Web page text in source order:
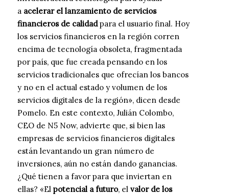
a acelerar el lanzamiento de servicios
financieros de calidadpara el usuario final. Hoy
los servicios financieros en la región corren
encima de tecnología obsoleta, fragmentada
por país, que fue creada pensando en los
servicios tradicionales que ofrecían los bancos
y no en el actual estado y volumen de los
servicios digitales de la región», dicen desde
Pomelo. En este contexto, Julián Colombo,
CEO de N5 Now, advierte que, si bien las
empresas de servicios financieros digitales
están levantando un gran número de
inversiones, aún no están dando ganancias.
¿Qué tienen a favor para que inviertan en
ellas? «El potencial a futuro, el valor de los